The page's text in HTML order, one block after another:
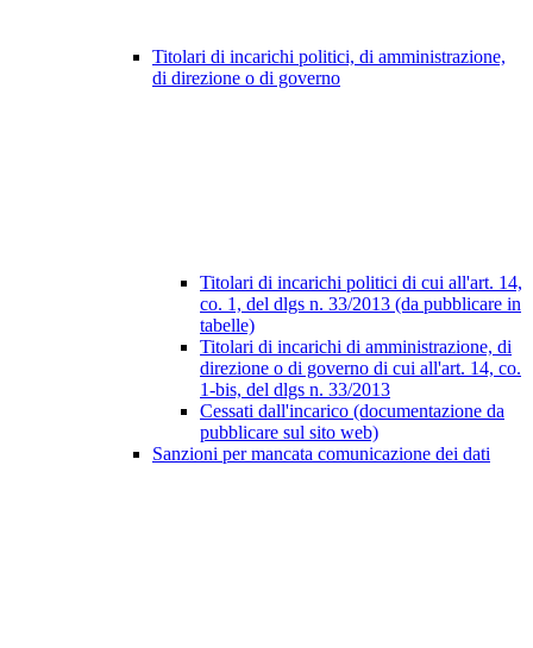
Titolari di incarichi politici, di amministrazione,
di direzione o di governo
Titolari di incarichi politici di cui all'art. 14,
co. 1, del dlgs n. 33/2013 (da pubblicare in
tabelle)
Titolari di incarichi di amministrazione, di
direzione o di governo di cui all'art. 14, co.
1-bis, del dlgs n. 33/2013
Cessati dall'incarico (documentazione da
pubblicare sul sito web)
Sanzioni per mancata comunicazione dei dati